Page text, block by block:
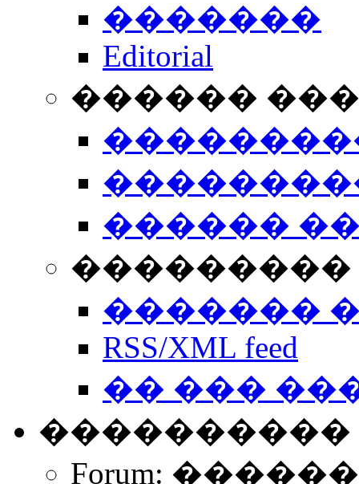
�������
Editorial
������
������
���������
�������
RSS/XML feed
�� ���
����������
Forum: